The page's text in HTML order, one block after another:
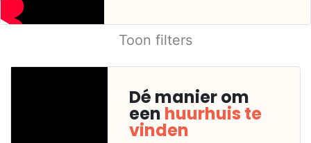
Toon filters
Dé manier om
een huurhuis te
vinden